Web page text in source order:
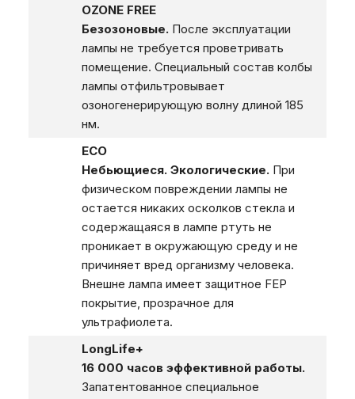
OZONE FREE
Безозоновые. После эксплуатации
лампы не требуется проветривать
помещение. Специальный состав колбы
лампы отфильтровывает
озоногенерирующую волну длиной 185
нм.
ECO
Небьющиеся. Экологические. При
физическом повреждении лампы не
остается никаких осколков стекла и
содержащаяся в лампе ртуть не
проникает в окружающую среду и не
причиняет вред организму человека.
Внешне лампа имеет защитное FEP
покрытие, прозрачное для
ультрафиолета.
LongLife+
16 000 часов эффективной работы.
Запатентованное специальное